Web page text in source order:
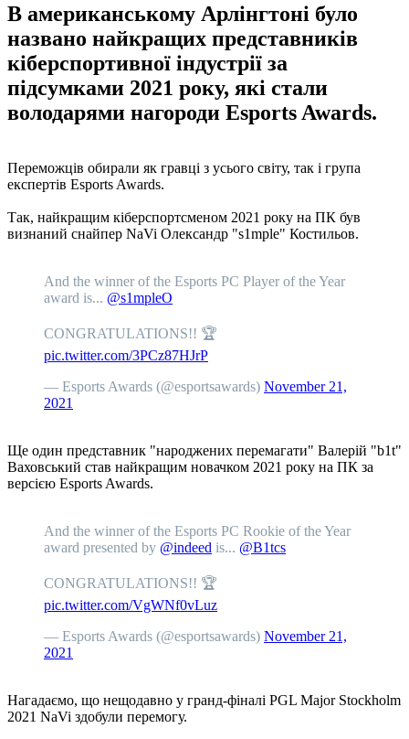
В американському Арлінгтоні було
названо найкращих представників
кіберспортивної індустрії за
підсумками 2021 року, які стали
володарями нагороди Esports Awards.
Переможців обирали як гравці з усього світу, так і група
експертів Esports Awards.
Так, найкращим кіберспортсменом 2021 року на ПК був
визнаний снайпер NaVi Олександр "s1mple" Костильов.
And the winner of the Esports PC Player of the Year
award is... @s1mpleO
CONGRATULATIONS!! 🏆
pic.twitter.com/3PCz87HJrP
— Esports Awards (@esportsawards) November 21,
2021
Ще один представник "народжених перемагати" Валерій "b1t"
Ваховський став найкращим новачком 2021 року на ПК за
версією Esports Awards.
And the winner of the Esports PC Rookie of the Year
award presented by @indeed is... @B1tcs
CONGRATULATIONS!! 🏆
pic.twitter.com/VgWNf0vLuz
— Esports Awards (@esportsawards) November 21,
2021
Нагадаємо, що нещодавно у гранд-фіналі PGL Major Stockholm
2021 NaVi здобули перемогу.